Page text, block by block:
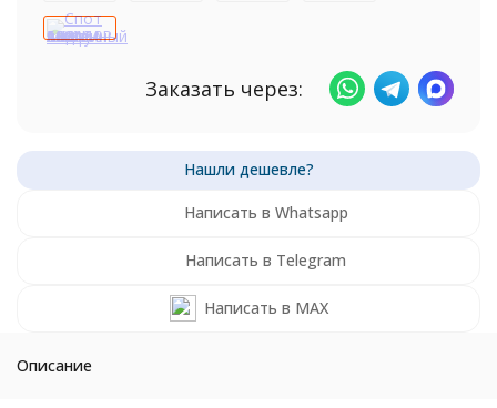
Заказать через:
Написать в Whatsapp
Написать в Telegram
Написать в MAX
Описание